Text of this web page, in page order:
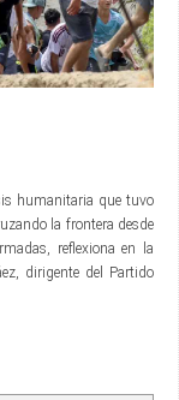
humanitaria que tuvo
la frontera desde
reflexiona en la
dirigente del Partido